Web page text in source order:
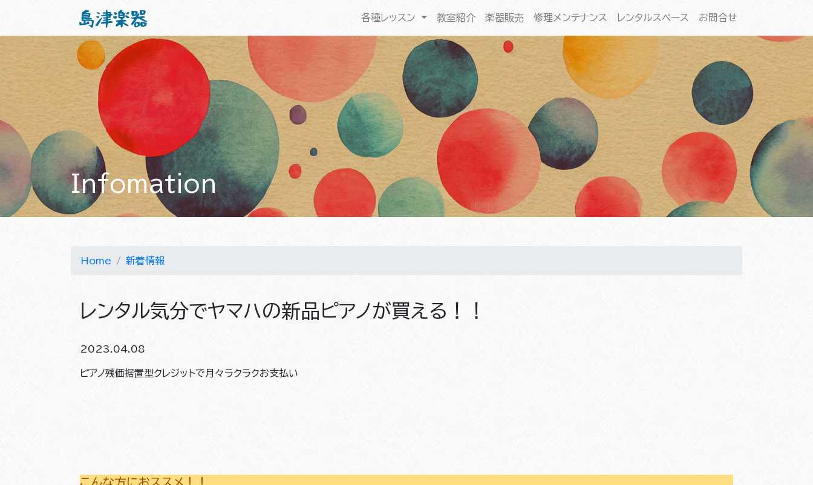
各種レッスン 教室紹介 楽器販売 修理メンテナンス レンタルスペース お問合せ
Infomation
Home 新着情報
レンタル気分でヤマハの新品ピアノが買える！！
2023.04.08
ピアノ残価据置型クレジットで月々ラクラクお支払い
こんな方におススメ！！